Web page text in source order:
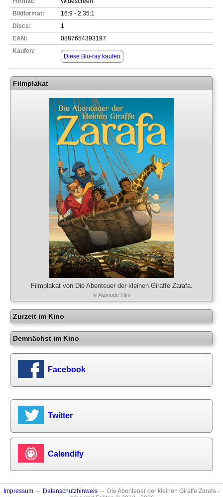
Bildformat:
16:9 - 2.35:1
Discs:
1
EAN:
0887654393197
Kaufen:
Diese Blu-ray kaufen
Filmplakat
Filmplakat von Die Abenteuer der kleinen Giraffe Zarafa.
© Alamode Film
Zurzeit im Kino
Demnächst im Kino
Facebook
Twitter
Calendify
Impressum – Datenschutzhinweis – Die Abenteuer der kleinen Giraffe Zarafa -